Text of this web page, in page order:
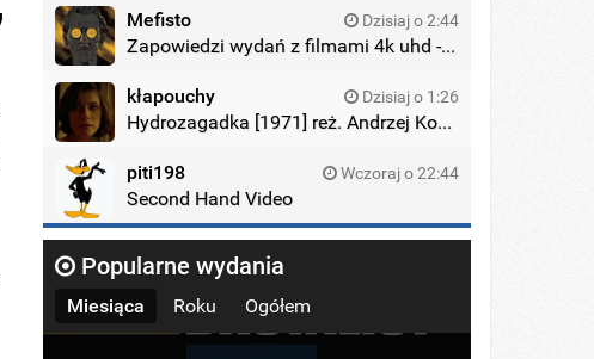
Mefisto Dzisiaj o 2:44
Zapowiedzi wydań z filmami 4k uhd - zagraniczne wydania
kłapouchy Dzisiaj o 1:26
Hydrozagadka [1971] reż. Andrzej Kondratiuk
piti198 Wczoraj o 22:44
Second Hand Video
Popularne wydania
Miesiąca Roku Ogółem